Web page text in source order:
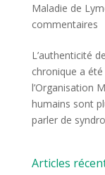
Maladie de
commentaires
L’authenticité
chronique a
l’Organisation
humains sont
parler de
Articles